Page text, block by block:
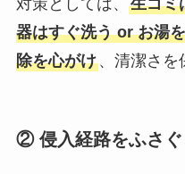
器はすぐ洗う or お湯
除を心がけ、清潔さを
② 侵入経路をふさぐ